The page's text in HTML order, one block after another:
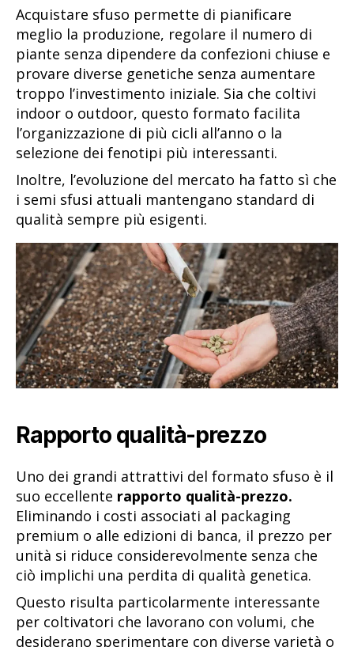
Acquistare sfuso permette di pianificare
meglio la produzione, regolare il numero di
piante senza dipendere da confezioni chiuse e
provare diverse genetiche senza aumentare
troppo l’investimento iniziale. Sia che coltivi
indoor o outdoor, questo formato facilita
l’organizzazione di più cicli all’anno o la
selezione dei fenotipi più interessanti.
Inoltre, l’evoluzione del mercato ha fatto sì che
i semi sfusi attuali mantengano standard di
qualità sempre più esigenti.
Rapporto qualità-prezzo
Uno dei grandi attrattivi del formato sfuso è il
suo eccellente rapporto qualità-prezzo.
Eliminando i costi associati al packaging
premium o alle edizioni di banca, il prezzo per
unità si riduce considerevolmente senza che
ciò implichi una perdita di qualità genetica.
Questo risulta particolarmente interessante
per coltivatori che lavorano con volumi, che
desiderano sperimentare con diverse varietà o